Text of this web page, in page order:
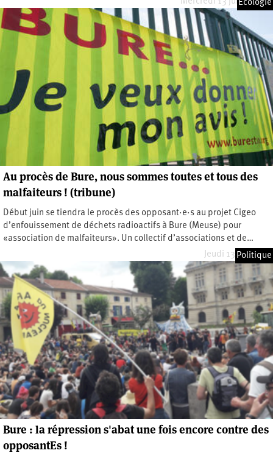
Écologie
Au procès de Bure, nous sommes toutes et tous des
malfaiteurs ! (tribune)
Début juin se tiendra le procès des opposant·e·s au projet Cigeo
d’enfouissement de déchets radioactifs à Bure (Meuse) pour
«association de malfaiteurs». Un collectif d’associations et de…
Jeudi 13 mai 2021
Politique
Bure : la répression s'abat une fois encore contre des
opposantEs !